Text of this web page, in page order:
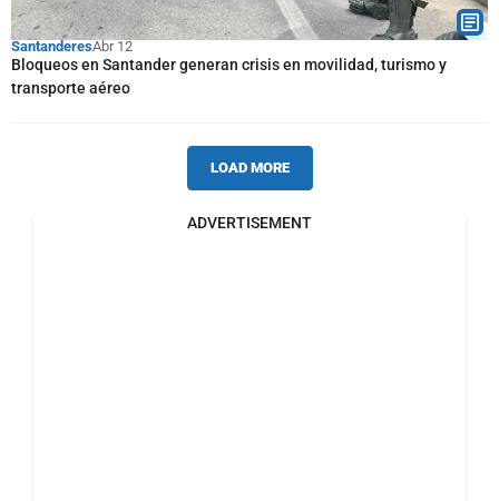
SantanderesAbr 12
Bloqueos en Santander generan crisis en movilidad, turismo y
transporte aéreo
LOAD MORE
ADVERTISEMENT